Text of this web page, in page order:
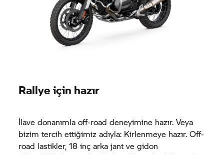
Rallye için hazır
İlave donanımla off-road deneyimine hazır. Veya
bizim tercih ettiğimiz adıyla: Kirlenmeye hazır. Off-
road lastikler, 18 inç arka jant ve gidon